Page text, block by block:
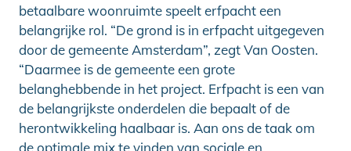
betaalbare woonruimte speelt erfpacht een
belangrijke rol. “De grond is in erfpacht uitgegeven
door de gemeente Amsterdam”, zegt Van Oosten.
“Daarmee is de gemeente een grote
belanghebbende in het project. Erfpacht is een van
de belangrijkste onderdelen die bepaalt of de
herontwikkeling haalbaar is. Aan ons de taak om
de optimale mix te vinden van sociale en